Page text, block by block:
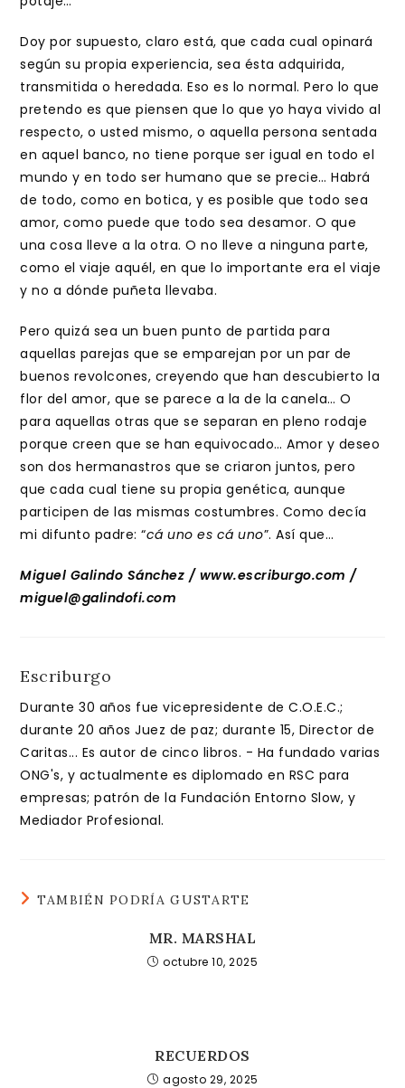
Doy por supuesto, claro está, que cada cual opinará
según su propia experiencia, sea ésta adquirida,
transmitida o heredada. Eso es lo normal. Pero lo que
pretendo es que piensen que lo que yo haya vivido al
respecto, o usted mismo, o aquella persona sentada
en aquel banco, no tiene porque ser igual en todo el
mundo y en todo ser humano que se precie… Habrá
de todo, como en botica, y es posible que todo sea
amor, como puede que todo sea desamor. O que
una cosa lleve a la otra. O no lleve a ninguna parte,
como el viaje aquél, en que lo importante era el viaje
y no a dónde puñeta llevaba.
Pero quizá sea un buen punto de partida para
aquellas parejas que se emparejan por un par de
buenos revolcones, creyendo que han descubierto la
flor del amor, que se parece a la de la canela… O
para aquellas otras que se separan en pleno rodaje
porque creen que se han equivocado… Amor y deseo
son dos hermanastros que se criaron juntos, pero
que cada cual tiene su propia genética, aunque
participen de las mismas costumbres. Como decía
mi difunto padre: “cá uno es cá uno”. Así que…
Miguel Galindo Sánchez / www.escriburgo.com /
miguel@galindofi.com
Escriburgo
Durante 30 años fue vicepresidente de C.O.E.C.;
durante 20 años Juez de paz; durante 15, Director de
Caritas... Es autor de cinco libros. - Ha fundado varias
ONG's, y actualmente es diplomado en RSC para
empresas; patrón de la Fundación Entorno Slow, y
Mediador Profesional.
TAMBIÉN PODRÍA GUSTARTE
MR. MARSHAL
octubre 10, 2025
RECUERDOS
agosto 29, 2025